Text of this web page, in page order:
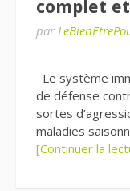
complet
par
Le système
de défense
sortes
maladies
[Continuer la